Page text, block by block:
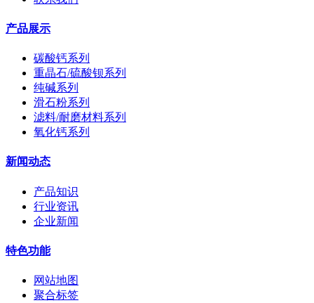
产品展示
碳酸钙系列
重晶石/硫酸钡系列
纯碱系列
滑石粉系列
滤料/耐磨材料系列
氧化钙系列
新闻动态
产品知识
行业资讯
企业新闻
特色功能
网站地图
聚合标签